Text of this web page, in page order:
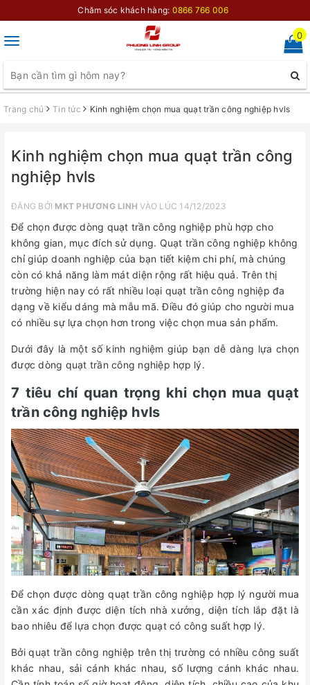
Chăm sóc khách hàng: 0866 766 006
Toggle
0
Trang chủ Tin tức Kinh nghiệm chọn mua quạt trần công nghiệp hvls
Kinh nghiệm chọn mua quạt trần công
nghiệp hvls
ĐĂNG BỞI MKT PHƯƠNG LINH VÀO LÚC 14/12/2023
Để chọn được dòng quạt trần công nghiệp phù hợp cho
không gian, mục đích sử dụng. Quạt trần công nghiệp không
chỉ giúp doanh nghiệp của bạn tiết kiệm chi phí, mà chúng
còn có khả năng làm mát diện rộng rất hiệu quả. Trên thị
trường hiện nay có rất nhiều loại quạt trần công nghiệp đa
dạng về kiểu dáng mà mẫu mã. Điều đó giúp cho người mua
có nhiều sự lựa chọn hơn trong việc chọn mua sản phẩm.
Dưới đây là một số kinh nghiệm giúp bạn dễ dàng lựa chọn
được dòng quạt trần công nghiệp hợp lý.
7 tiêu chí quan trọng khi chọn mua quạt
trần công nghiệp hvls
Để chọn được dòng quạt trần công nghiệp hợp lý người mua
cần xác định được diện tích nhà xưởng, diện tích lắp đặt là
bao nhiêu để lựa chọn được quạt có công suất hợp lý.
Bởi quạt trần công nghiệp trên thị trường có nhiều công suất
khác nhau, sải cánh khác nhau, số lượng cánh khác nhau.